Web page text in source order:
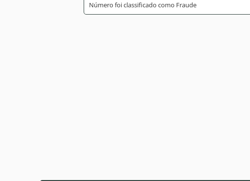
Número foi classificado como Fraude